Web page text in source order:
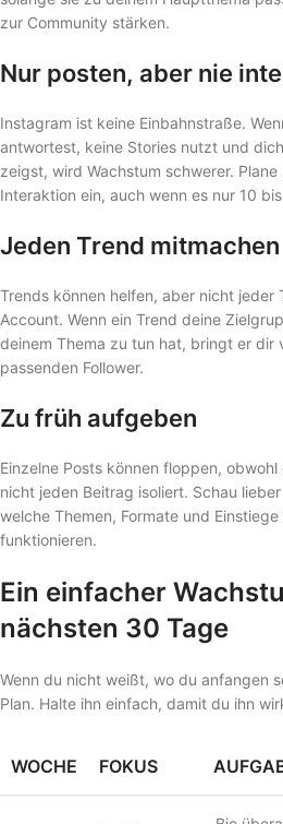
zur Community stärken.
Nur posten, aber nie
Instagram ist keine Einbahnstraße.
antwortest, keine Stories nutzt und
zeigst, wird Wachstum schwerer.
Interaktion ein, auch wenn es nur 10
Jeden Trend mitmachen
Trends können helfen, aber nicht jeder
Account. Wenn ein Trend deine
deinem Thema zu tun hat, bringt er dir
passenden Follower.
Zu früh aufgeben
Einzelne Posts können floppen,
nicht jeden Beitrag isoliert. Schau
welche Themen, Formate und
funktionieren.
Ein einfacher
nächsten 30 Tage
Wenn du nicht weißt, wo du anfangen
Plan. Halte ihn einfach, damit du ihn
WOCHE FOKUS